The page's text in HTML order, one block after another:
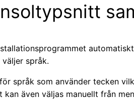
språk.
språk som använder tecken
även väljas manuellt från